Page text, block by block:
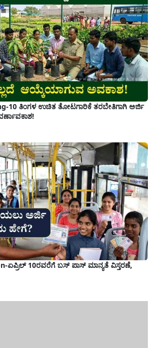
10 ತಿಂಗಳ ಉಚಿತ ತೋಟಗಾರಿಕೆ ತರಬೇತಿಗಾಗಿ ಅರ್ಜಿ
ಏಪ್ರಿಲ್ 10ರವರೆಗೆ ಬಸ್ ಪಾಸ್ ಮಾನ್ಯತೆ ವಿಸ್ತರಣೆ,